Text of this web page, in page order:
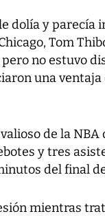
dolía y parecía
Tom
no estuvo
una
de la NBA
y tres
del final
mientras